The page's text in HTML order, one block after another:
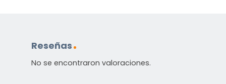
Contáctenos. Puede comunicarse con nosotros por
Reseñas
No se encontraron valoraciones.